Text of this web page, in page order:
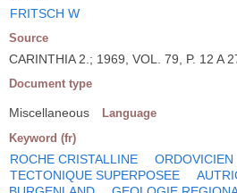
FRITSCH W
Source
CARINTHIA 2.; 1969, VOL. 79, P. 12 A
Document type
Miscellaneous Language
Keyword (fr)
ROCHE CRISTALLINE ORDOVICIEN
TECTONIQUE SUPERPOSEE